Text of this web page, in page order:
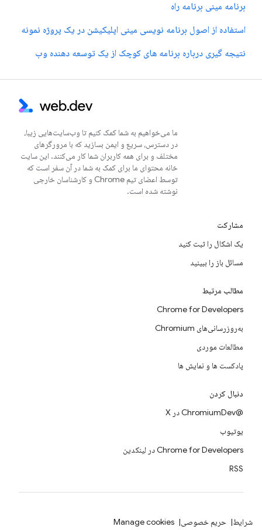
برنامه مینی برنامه راه
استفاده از اصول برنامه نویسی مینی اپلیکیشن در یک پروژه نمونه
نتیجه گیری درباره برنامه های کوچک از یک توسعه دهنده وب
ما می‌خواهیم به شما کمک کنیم تا وب‌سایت‌هایی زیبا،
در دسترس، سریع و ایمن بسازید که با مرورگرهای
مختلف و برای همه کاربران شما کار می‌کنند. این سایت
خانه محتوای ما برای کمک به شما در آن سفر است که
توسط اعضای تیم Chrome و کارشناسان خارجی
نوشته شده است.
مشارکت
یک اشکال را ثبت کنید
مسائل باز را ببینید
مطالب مرتبط
Chrome for Developers
به‌روزرسانی‌های Chromium
مطالعات موردی
پادکست ها و نمایش ها
دنبال کردن
@ChromiumDev در X
یوتیوب
Chrome for Developers در لینکدین
RSS
شرایط حریم خصوصی Manage cookies